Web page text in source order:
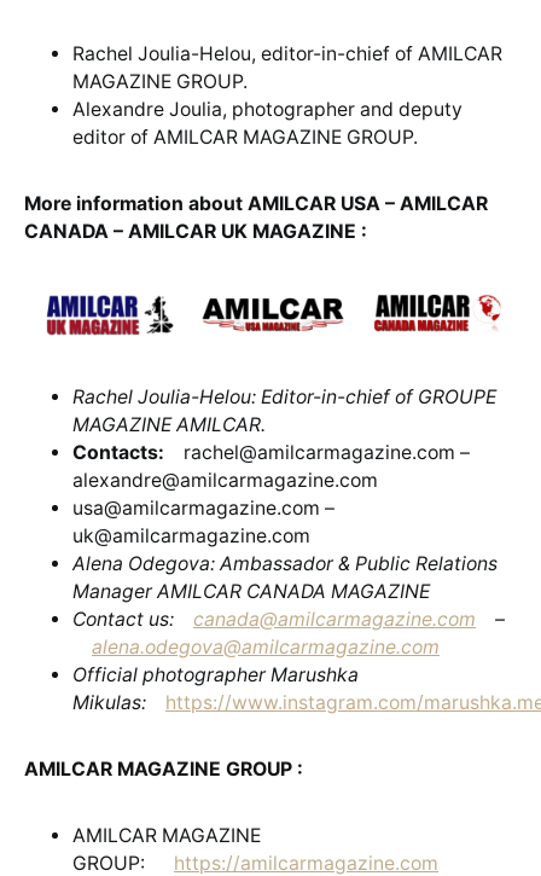
Rachel Joulia-Helou, editor-in-chief of AMILCAR
MAGAZINE GROUP.
Alexandre Joulia, photographer and deputy
editor of AMILCAR MAGAZINE GROUP.
More information about AMILCAR USA – AMILCAR
CANADA – AMILCAR UK MAGAZINE :
Rachel Joulia-Helou: Editor-in-chief of GROUPE
MAGAZINE AMILCAR.
Contacts: rachel@amilcarmagazine.com –
alexandre@amilcarmagazine.com
usa@amilcarmagazine.com –
uk@amilcarmagazine.com
Alena Odegova: Ambassador & Public Relations
Manager AMILCAR CANADA MAGAZINE
Contact us: canada@amilcarmagazine.com –
alena.odegova@amilcarmagazine.com
Official photographer Marushka
Mikulas:
https://www.instagram.com/
AMILCAR MAGAZINE GROUP :
AMILCAR MAGAZINE
GROUP: https://amilcarmagazine.com